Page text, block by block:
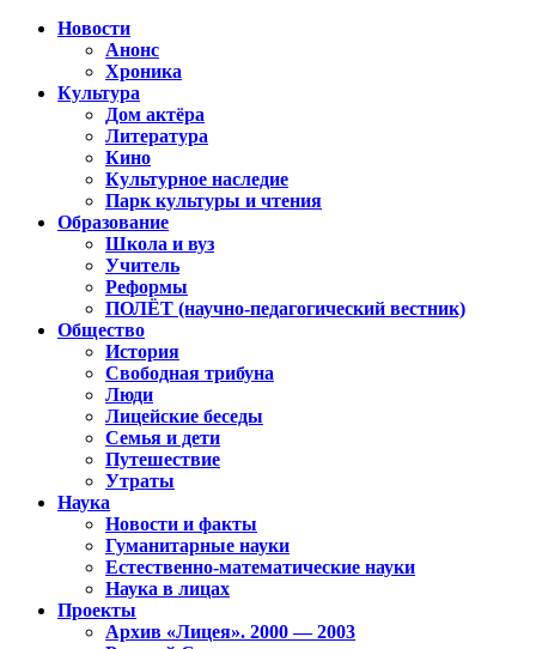
Новости
Анонс
Хроника
Культура
Дом актёра
Литература
Кино
Культурное наследие
Парк культуры и чтения
Образование
Школа и вуз
Учитель
Реформы
ПОЛЁТ (научно-педагогический вестник)
Общество
История
Свободная трибуна
Люди
Лицейские беседы
Семья и дети
Путешествие
Утраты
Наука
Новости и факты
Гуманитарные науки
Естественно-математические науки
Наука в лицах
Проекты
Архив «Лицея». 2000 — 2003